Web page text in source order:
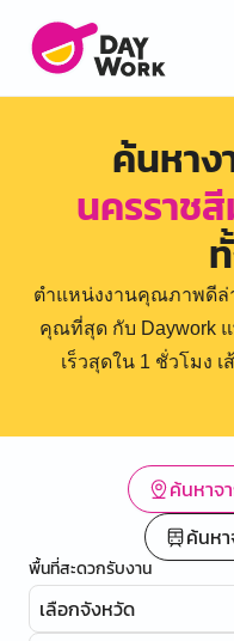
ค้นหาง
นครราช
ตำแหน่งงานคุณภาพดีล่
คุณที่สุด กับ Daywork
เร็วสุดใน 1 ชั่วโมง
ค้นหาจ
ค้นห
พื้นที่สะดวกรับงาน
เลือกจังหวัด